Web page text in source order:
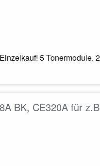
5 Tonermodule.
BK, CE320A für